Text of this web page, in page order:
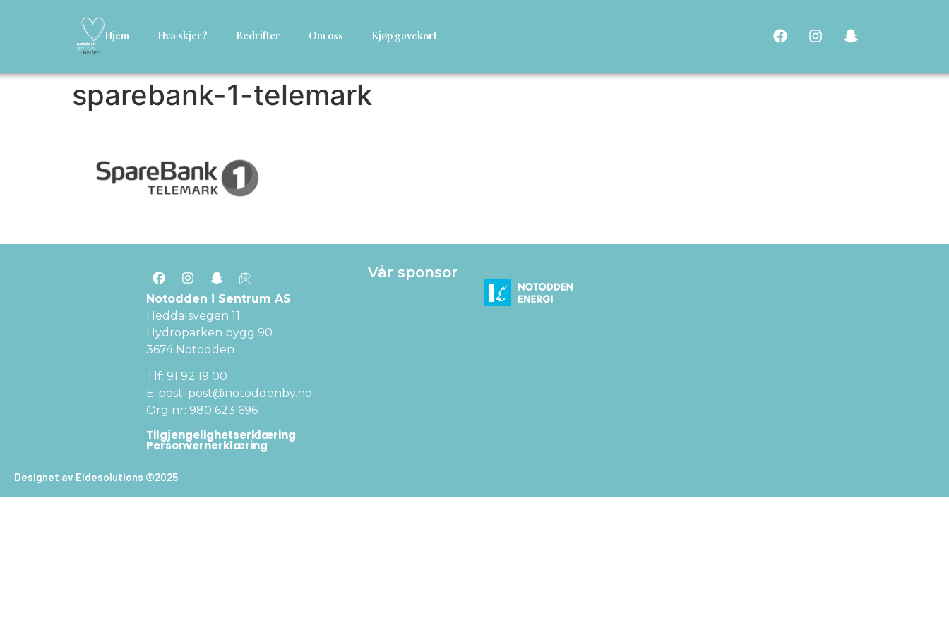
Hjem Hva skjer? Bedrifter Om oss Kjøp gavekort
sparebank-1-telemark
Notodden i Sentrum AS
Heddalsvegen 11
Hydroparken bygg 90
3674 Notodden
Tlf: 91 92 19 00
E-post: post@notoddenby.no
Org nr: 980 623 696
Tilgjengelighetserklæring
Personvernerklæring
Vår sponsor
Designet av Eidesolutions ©2025